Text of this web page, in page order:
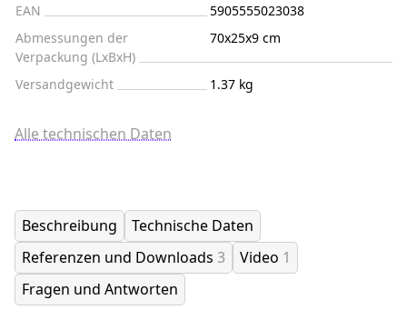
EAN
5905555023038
Abmessungen der
Verpackung (LxBxH)
70x25x9 cm
Versandgewicht 1.37 kg
Alle technischen Daten
Beschreibung
Technische Daten
Referenzen und Downloads 3 Video 1
Fragen und Antworten